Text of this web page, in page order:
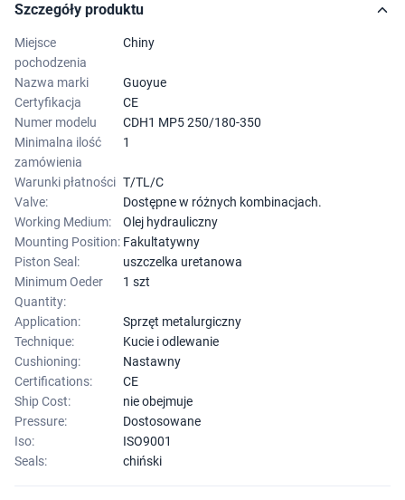
Szczegóły produktu
Miejsce
pochodzenia
Chiny
Nazwa marki
Guoyue
Certyfikacja
CE
Numer modelu
CDH1 MP5 250/180-350
Minimalna ilość
zamówienia
1
Warunki płatności T/TL/C
Valve:
Dostępne w różnych kombinacjach.
Working Medium:
Olej hydrauliczny
Mounting Position: Fakultatywny
Piston Seal:
uszczelka uretanowa
Minimum Oeder
Quantity:
1 szt
Application:
Sprzęt metalurgiczny
Technique:
Kucie i odlewanie
Cushioning:
Nastawny
Certifications:
CE
Ship Cost:
nie obejmuje
Pressure:
Dostosowane
Iso:
ISO9001
Seals:
chiński